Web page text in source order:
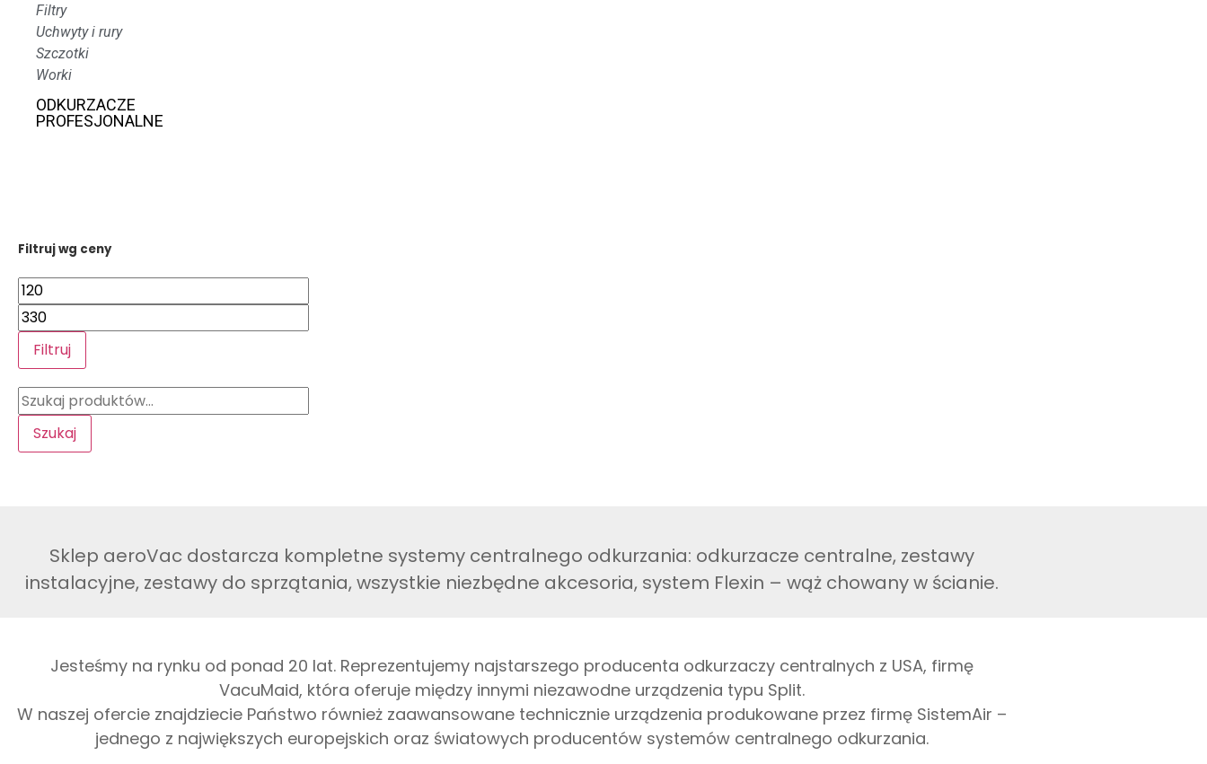
Filtry
Uchwyty i rury
Szczotki
Worki
ODKURZACZE
PROFESJONALNE
Filtruj wg ceny
Filtruj
Szukaj
Sklep aeroVac dostarcza kompletne systemy centralnego odkurzania: odkurzacze centralne, zestawy
instalacyjne, zestawy do sprzątania, wszystkie niezbędne akcesoria, system Flexin – wąż chowany w ścianie.
Jesteśmy na rynku od ponad 20 lat. Reprezentujemy najstarszego producenta odkurzaczy centralnych z USA, firmę
VacuMaid, która oferuje między innymi niezawodne urządzenia typu Split.
W naszej ofercie znajdziecie Państwo również zaawansowane technicznie urządzenia produkowane przez firmę SistemAir –
jednego z największych europejskich oraz światowych producentów systemów centralnego odkurzania.